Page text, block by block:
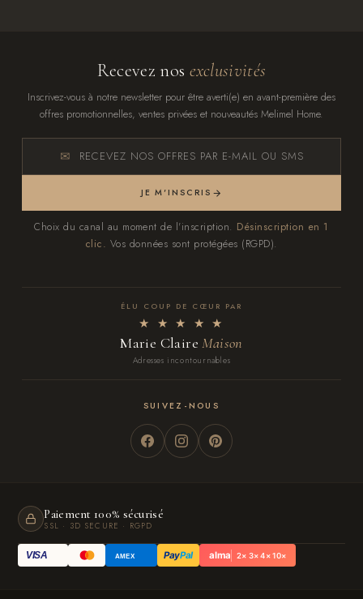
Recevez nos exclusivités
Inscrivez-vous à notre newsletter pour être averti(e) en avant-première des
offres promotionnelles, ventes privées et nouveautés Melimel Home.
RECEVEZ NOS OFFRES PAR E-MAIL OU SMS
JE M'INSCRIS
Choix du canal au moment de l'inscription. Désinscription en 1
clic. Vos données sont protégées (RGPD).
ÉLU COUP DE CŒUR PAR
★ ★ ★ ★ ★
Marie ClaireMaison
Adresses incontournables
SUIVEZ-NOUS
Paiement 100% sécurisé
SSL · 3D SECURE · RGPD
VISA AMEX PayPal alma 2× 3× 4× 10×